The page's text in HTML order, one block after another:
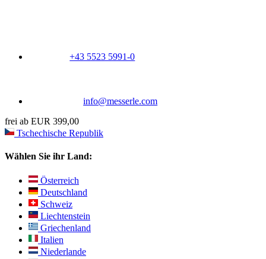
+43 5523 5991-0
info@messerle.com
frei ab EUR 399,00
Tschechische Republik
Wählen Sie ihr Land:
Österreich
Deutschland
Schweiz
Liechtenstein
Griechenland
Italien
Niederlande